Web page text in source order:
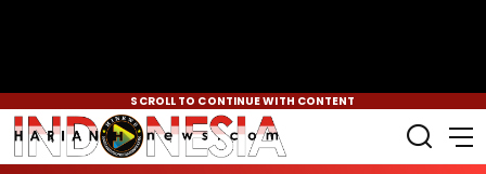
SCROLL TO CONTINUE WITH CONTENT